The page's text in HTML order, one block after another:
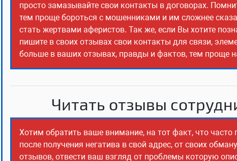
просто замазывайте свои контакты в договорах.
тем проще бороться с мошенниками и им сложнее
стать жертвами аферистов. Так же, если Вы хотите
пишите в своих отзывах свои контакты для связи,
больше в ваших отзывах, правды и фактов, тем проще
Читать отзывы
Хотим обратить ваше внимание, на тот факт, что
после получения негатива в свой адрес, от своих
отзывов, отвести ваш взгляд от проблемы которую